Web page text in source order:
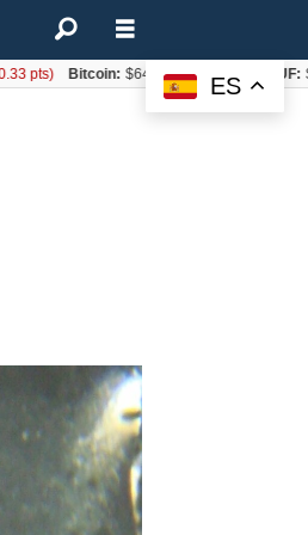
ES
Bitcoin: $64.600,08(+2.93%)